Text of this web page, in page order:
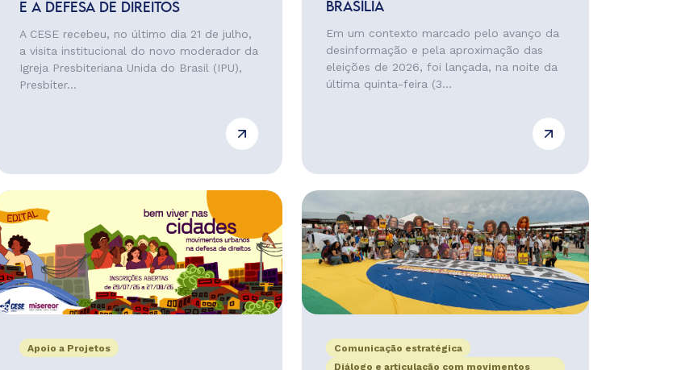
E A DEFESA DE DIREITOS
A CESE recebeu, no último dia 21 de julho,
a visita institucional do novo moderador da
Igreja Presbiteriana Unida do Brasil (IPU),
Presbíter...
BRASÍLIA
Em um contexto marcado pelo avanço da
desinformação e pela aproximação das
eleições de 2026, foi lançada, na noite da
última quinta-feira (3...
Apoio a Projetos
Comunicação estratégica
Diálogo e articulação com movimentos